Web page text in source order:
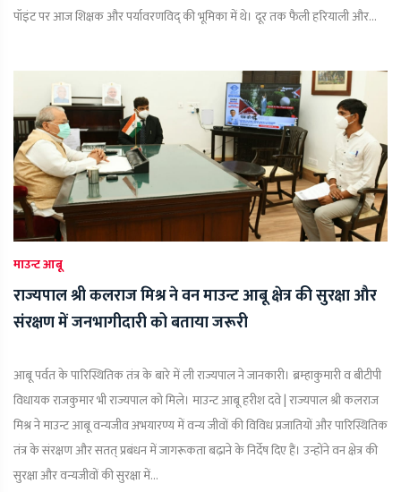
पॉइंट पर आज शिक्षक और पर्यावरणविद् की भूमिका में थे। दूर तक फैली हरियाली और...
माउन्ट आबू
राज्यपाल श्री कलराज मिश्र ने वन माउन्ट आबू क्षेत्र की सुरक्षा और
संरक्षण में जनभागीदारी को बताया जरूरी
आबू पर्वत के पारिस्थितिक तंत्र के बारे में ली राज्यपाल ने जानकारी। ब्रम्हाकुमारी व बीटीपी
विधायक राजकुमार भी राज्यपाल को मिले। माउन्ट आबू हरीश दवे | राज्यपाल श्री कलराज
मिश्र ने माउन्ट आबू वन्यजीव अभयारण्य में वन्य जीवों की विविध प्रजातियों और पारिस्थितिक
तंत्र के संरक्षण और सतत् प्रबंधन में जागरूकता बढ़ाने के निर्देष दिए हैं। उन्होंने वन क्षेत्र की
सुरक्षा और वन्यजीवों की सुरक्षा में...